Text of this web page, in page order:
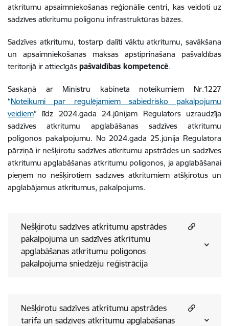
atkritumu apsaimniekošanas reģionālie centri, kas veidoti uz
sadzīves atkritumu poligonu infrastruktūras bāzes.
Sadzīves atkritumu, tostarp dalīti vāktu atkritumu, savākšana
un apsaimniekošanas maksas apstiprināšana pašvaldības
teritorijā ir attiecīgās pašvaldības kompetencē.
Saskaņā ar Ministru kabineta noteikumiem Nr.1227
“Noteikumi par regulējamiem sabiedrisko pakalpojumu
veidiem” līdz 2024.gada 24.jūnijam Regulators uzraudzīja
sadzīves atkritumu apglabāšanas sadzīves atkritumu
poligonos pakalpojumu. No 2024.gada 25.jūnija Regulatora
pārziņā ir nešķirotu sadzīves atkritumu apstrādes un sadzīves
atkritumu apglabāšanas atkritumu poligonos, ja apglabāšanai
pieņem no nešķirotiem sadzīves atkritumiem atšķirotus un
apglabājamus atkritumus, pakalpojums.
Nešķirotu sadzīves atkritumu apstrādes
pakalpojuma un sadzīves atkritumu
apglabāšanas atkritumu poligonos
pakalpojuma sniedzēju reģistrācija
Nešķirotu sadzīves atkritumu apstrādes
tarifa un sadzīves atkritumu apglabāšanas